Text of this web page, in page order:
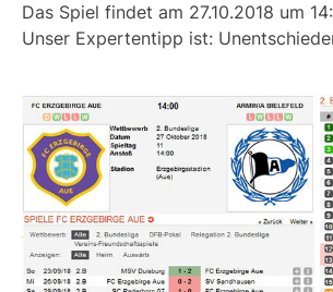
Das Spiel findet am 27.10.2018 um
Unser Expertentipp ist: